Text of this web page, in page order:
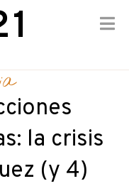
la crisis
(y 4)